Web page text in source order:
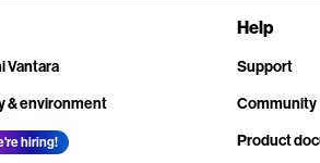
Vantara
& environment
hiring!
Help
Support
Community
Product